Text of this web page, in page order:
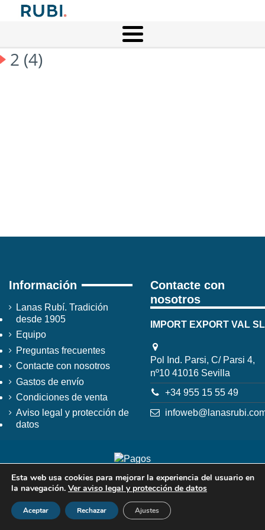
2 (4)
Información
Lanas Rubí. Tradición
desde 1905
Equipo
Preguntas frecuentes
Contacte con nosotros
Gastos de envío
Condiciones de venta
Aviso legal y protección de
datos
Contacte con
nosotros
IMPORT EXPORT VAL SL
Pol Ind. Parsi, C/ Parsi 4,
nº10 41016 Sevilla
+34 955 15 55 49
Esta web usa cookies para mejorar la experiencia del usuario en
la navegación. Ver aviso legal y protección de datos
Aceptar Rechazar Ajustes